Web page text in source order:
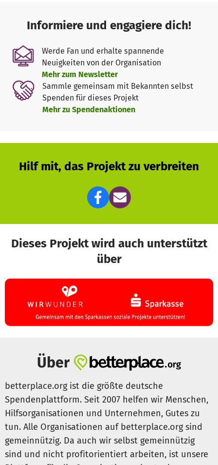
Informiere und engagiere dich!
Werde Fan und erhalte spannende
Neuigkeiten von der Organisation
Mehr zum Newsletter
Sammle gemeinsam mit Bekannten selbst
Spenden für dieses Projekt
Mehr zu Spendenaktionen
Hilf mit, das Projekt zu verbreiten
Dieses Projekt wird auch unterstützt
über
Über
betterplace.org ist die größte deutsche
Spendenplattform. Seit 2007 helfen wir Menschen,
Hilfsorganisationen und Unternehmen, Gutes zu
tun. Alle Organisationen auf betterplace.org sind
gemeinnützig. Da auch wir selbst gemeinnützig
sind und nicht profitorientiert arbeiten, ist unsere